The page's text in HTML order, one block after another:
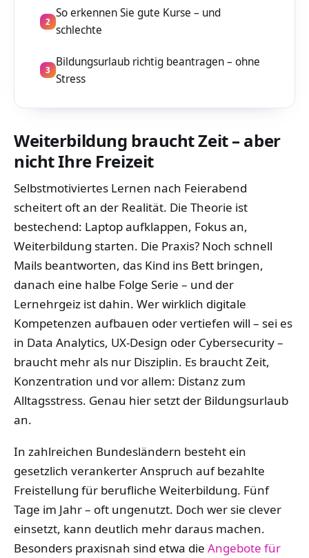
2
So erkennen Sie gute Kurse – und
schlechte
3
Bildungsurlaub richtig beantragen – ohne
Stress
Weiterbildung braucht Zeit – aber
nicht Ihre Freizeit
Selbstmotiviertes Lernen nach Feierabend
scheitert oft an der Realität. Die Theorie ist
bestechend: Laptop aufklappen, Fokus an,
Weiterbildung starten. Die Praxis? Noch schnell
Mails beantworten, das Kind ins Bett bringen,
danach eine halbe Folge Serie – und der
Lernehrgeiz ist dahin. Wer wirklich digitale
Kompetenzen aufbauen oder vertiefen will – sei es
in Data Analytics, UX-Design oder Cybersecurity –
braucht mehr als nur Disziplin. Es braucht Zeit,
Konzentration und vor allem: Distanz zum
Alltagsstress. Genau hier setzt der Bildungsurlaub
an.
In zahlreichen Bundesländern besteht ein
gesetzlich verankerter Anspruch auf bezahlte
Freistellung für berufliche Weiterbildung. Fünf
Tage im Jahr – oft ungenutzt. Doch wer sie clever
einsetzt, kann deutlich mehr daraus machen.
Besonders praxisnah sind etwa die Angebote für